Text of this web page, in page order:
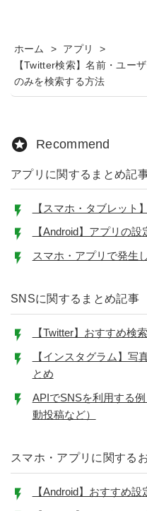
ホーム > アプリ
>
【Twitter検索】名前・ユー
のみを検索する方法
Recommend
アプリに関するまとめ記
【スマホ・タブレット
【Android】アプリの
スマホ・アプリで発生
SNSに関するまとめ記事
【Twitter】おすすめ検
【インスタグラム】写
とめ
APIでSNSを利用する
動投稿など）
スマホ・アプリに関する
【Android】おすすめ